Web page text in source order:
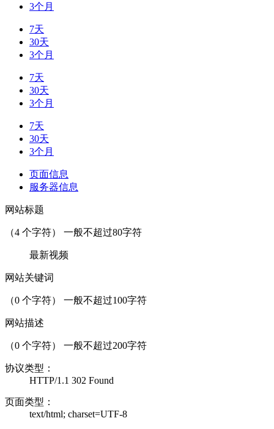
3个月
7天
30天
3个月
7天
30天
3个月
7天
30天
3个月
页面信息
服务器信息
网站标题
（4 个字符） 一般不超过80字符
最新视频
网站关键词
（0 个字符） 一般不超过100字符
网站描述
（0 个字符） 一般不超过200字符
协议类型：
HTTP/1.1 302 Found
页面类型：
text/html; charset=UTF-8